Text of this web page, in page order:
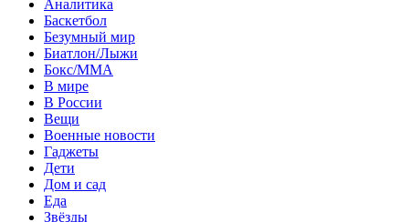
Аналитика
Баскетбол
Безумный мир
Биатлон/Лыжи
Бокс/MMA
В мире
В России
Вещи
Военные новости
Гаджеты
Дети
Дом и сад
Еда
Звёзды